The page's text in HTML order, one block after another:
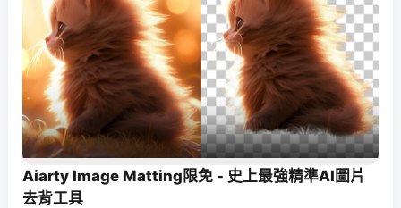
Aiarty Image Matting限免 - 史上最強精準AI圖片
去背工具